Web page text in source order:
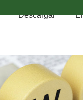
Descargar